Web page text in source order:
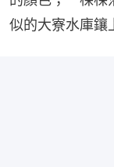
似的大寮水庫鑲